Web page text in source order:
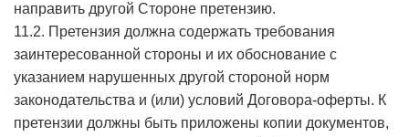
направить другой Стороне претензию.
11.2. Претензия должна содержать требования
заинтересованной стороны и их обоснование с
указанием нарушенных другой стороной норм
законодательства и (или) условий Договора-оферты. К
претензии должны быть приложены копии документов,